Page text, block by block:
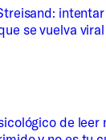
se vuelva viral
de leer